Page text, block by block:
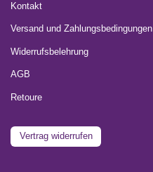
Kontakt
Versand und Zahlungsbedingungen
Widerrufsbelehrung
AGB
Retoure
Vertrag widerrufen